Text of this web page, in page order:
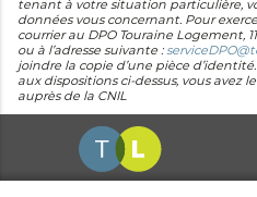
tenant à votre situation particulière,
données vous concernant. Pour
courrier au DPO Touraine Logement,
ou à l’adresse suivante :
joindre la copie d’une pièce
aux dispositions ci-dessus, vous avez
auprès de la CNIL